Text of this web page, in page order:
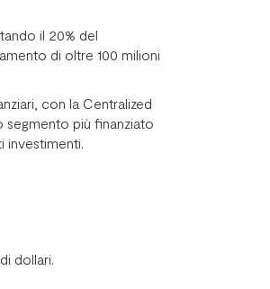
il 20% del
di oltre 100 milioni
con la Centralized
segmento più finanziato
investimenti.
dollari.